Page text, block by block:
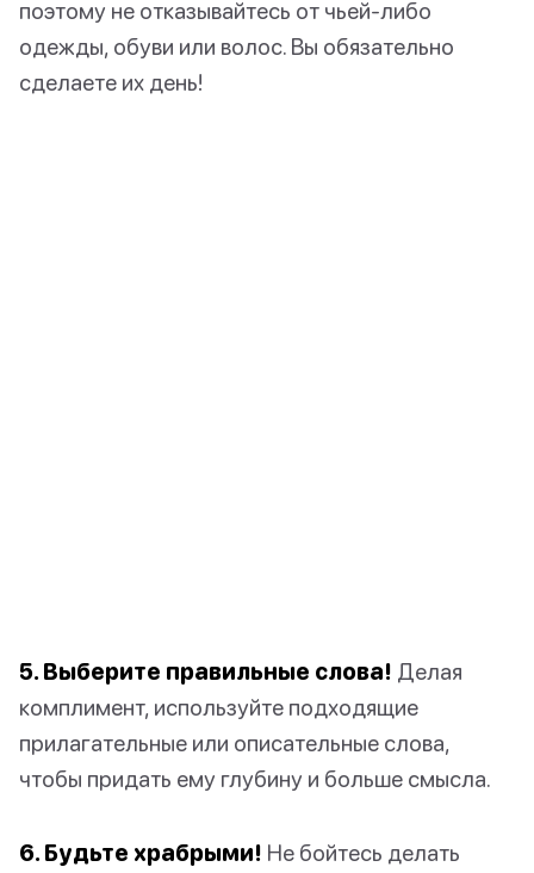
поэтому не отказывайтесь от чьей-либо
одежды, обуви или волос. Вы обязательно
сделаете их день!
5. Выберите правильные слова! Делая
комплимент, используйте подходящие
прилагательные или описательные слова,
чтобы придать ему глубину и больше смысла.
6. Будьте храбрыми! Не бойтесь делать